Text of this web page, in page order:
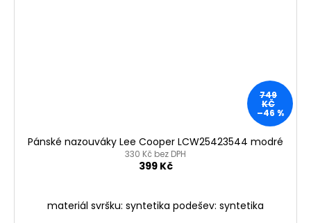
749
KČ
–46 %
Pánské nazouváky Lee Cooper LCW25423544 modré
330 Kč bez DPH
399 Kč
materiál svršku: syntetika podešev: syntetika